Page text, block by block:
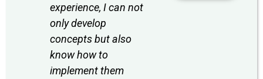
experience, I can not
only develop
concepts but also
know how to
implement them